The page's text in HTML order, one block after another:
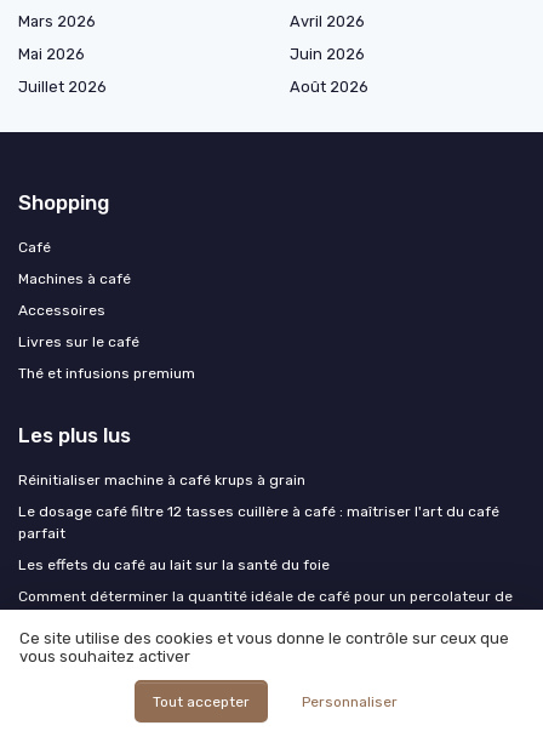
Mars 2026
Avril 2026
Mai 2026
Juin 2026
Juillet 2026
Août 2026
Shopping
Café
Machines à café
Accessoires
Livres sur le café
Thé et infusions premium
Les plus lus
Réinitialiser machine à café krups à grain
Le dosage café filtre 12 tasses cuillère à café : maîtriser l'art du café
parfait
Les effets du café au lait sur la santé du foie
Comment déterminer la quantité idéale de café pour un percolateur de
Intégrer la chicorée en grain dans les machines à café professionnelles :
Ce site utilise des cookies et vous donne le contrôle sur ceux que
vous souhaitez activer
Tout accepter Personnaliser